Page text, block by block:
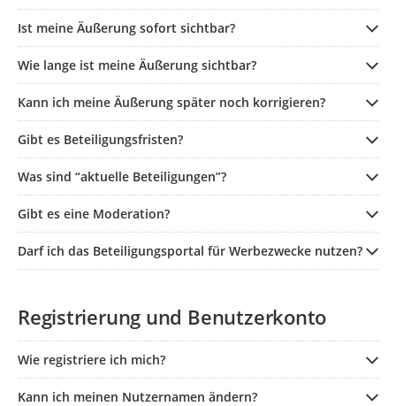
Ist meine Äußerung sofort sichtbar?
Wie lange ist meine Äußerung sichtbar?
Kann ich meine Äußerung später noch korrigieren?
Gibt es Beteiligungsfristen?
Was sind “aktuelle Beteiligungen”?
Gibt es eine Moderation?
Darf ich das Beteiligungsportal für Werbezwecke nutzen?
Registrierung und Benutzerkonto
Wie registriere ich mich?
Kann ich meinen Nutzernamen ändern?